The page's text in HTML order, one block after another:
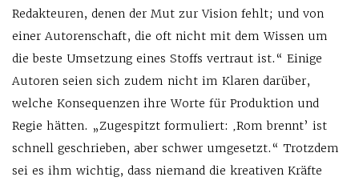
Redakteuren, denen der Mut zur Vision fehlt; und von
einer Autorenschaft, die oft nicht mit dem Wissen um
die beste Umsetzung eines Stoffs vertraut ist.“ Einige
Autoren seien sich zudem nicht im Klaren darüber,
welche Konsequenzen ihre Worte für Produktion und
Regie hätten. „Zugespitzt formuliert: ‚Rom brennt’ ist
schnell geschrieben, aber schwer umgesetzt.“ Trotzdem
sei es ihm wichtig, dass niemand die kreativen Kräfte